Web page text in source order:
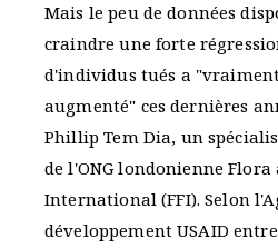
Mais le peu de données
craindre une forte
d'individus tués a
augmenté" ces dernières
Phillip Tem Dia, un
de l'ONG londonienne Flora
International (FFI). Selon
développement USAID entre